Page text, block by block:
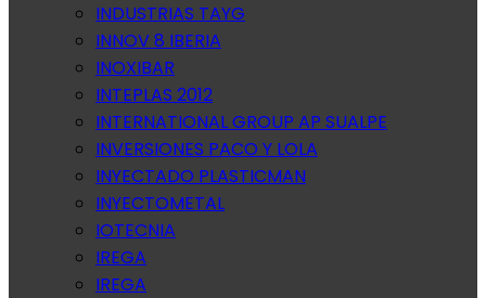
INDUSTRIAS TAYG
INNOV 8 IBERIA
INOXIBAR
INTEPLAS 2012
INTERNATIONAL GROUP AP SUALPE
INVERSIONES PACO Y LOLA
INYECTADO PLASTICMAN
INYECTOMETAL
IOTECNIA
IREGA
IREGA